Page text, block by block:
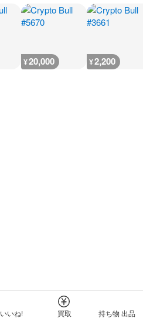
¥20,000 ¥2,200
いいね! 買取 持ち物 出品